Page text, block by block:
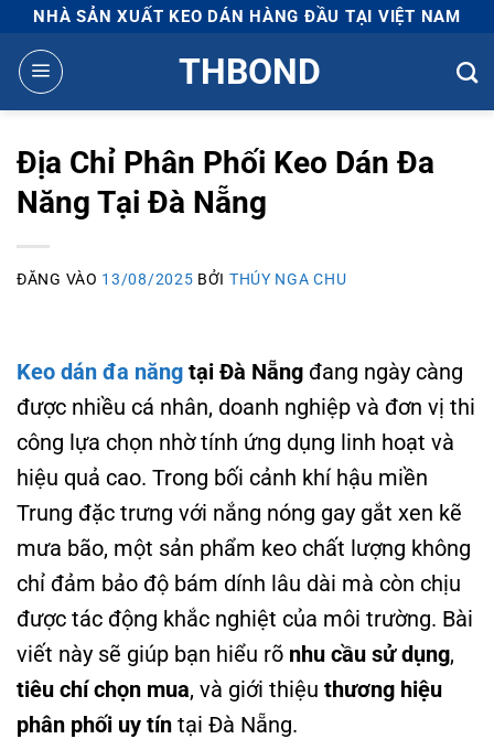
qua
nội
NHÀ SẢN XUẤT KEO DÁN HÀNG ĐẦU TẠI VIỆT NAM
THBOND
Địa Chỉ Phân Phối Keo Dán Đa
Năng Tại Đà Nẵng
ĐĂNG VÀO 13/08/2025 BỞI THÚY NGA CHU
Keo dán đa năng tại Đà Nẵng đang ngày càng
được nhiều cá nhân, doanh nghiệp và đơn vị thi
công lựa chọn nhờ tính ứng dụng linh hoạt và
hiệu quả cao. Trong bối cảnh khí hậu miền
Trung đặc trưng với nắng nóng gay gắt xen kẽ
mưa bão, một sản phẩm keo chất lượng không
chỉ đảm bảo độ bám dính lâu dài mà còn chịu
được tác động khắc nghiệt của môi trường. Bài
viết này sẽ giúp bạn hiểu rõ nhu cầu sử dụng,
tiêu chí chọn mua, và giới thiệu thương hiệu
phân phối uy tín tại Đà Nẵng.